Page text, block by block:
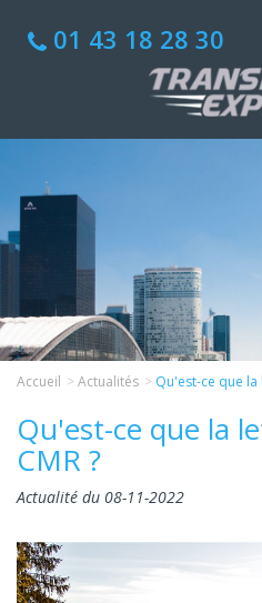
01 43 18 28 30
Accueil Actualités Qu'est-ce que la
Qu'est-ce que la
CMR ?
Actualité du 08-11-2022